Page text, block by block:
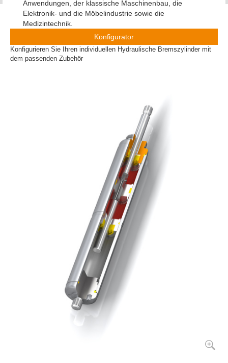
Anwendungen, der klassische Maschinenbau, die
Elektronik- und die Möbelindustrie sowie die
Medizintechnik.
Konfigurator
Konfigurieren Sie Ihren individuellen Hydraulische Bremszylinder mit
dem passenden Zubehör